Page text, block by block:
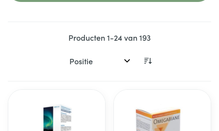
Producten1-24van193
Sorteer op: